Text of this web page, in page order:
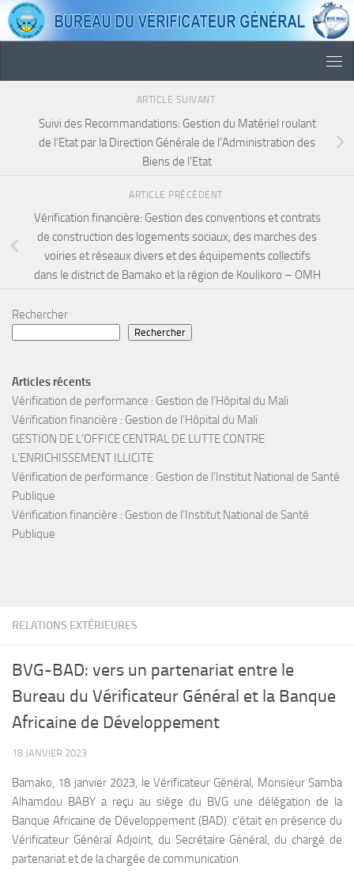
Skip to content
RELATIONS EXTÉRIEURES
BVG-BAD: vers un partenariat entre le
Bureau du Vérificateur Général et la Banque
Africaine de Développement
18 JANVIER 2023
Bamako, 18 janvier 2023, le Vérificateur Général, Monsieur Samba
Alhamdou BABY a reçu au siège du BVG une délégation de la
Banque Africaine de Développement (BAD). c’était en présence du
Vérificateur Général Adjoint, du Secrétaire Général, du chargé de
partenariat et de la chargée de communication.
ARTICLE SUIVANT
Suivi des Recommandations: Gestion du Matériel roulant
de l’Etat par la Direction Générale de l’Administration des
Biens de l’Etat
ARTICLE PRÉCÉDENT
Vérification financière: Gestion des conventions et contrats
de construction des logements sociaux, des marches des
voiries et réseaux divers et des équipements collectifs
dans le district de Bamako et la région de Koulikoro – OMH
Rechercher
Rechercher
Articles récents
Vérification de performance : Gestion de l’Hôpital du Mali
Vérification financière : Gestion de l’Hôpital du Mali
GESTION DE L’OFFICE CENTRAL DE LUTTE CONTRE
L’ENRICHISSEMENT ILLICITE
Vérification de performance : Gestion de l’Institut National de Santé
Publique
Vérification financière : Gestion de l’Institut National de Santé
Publique